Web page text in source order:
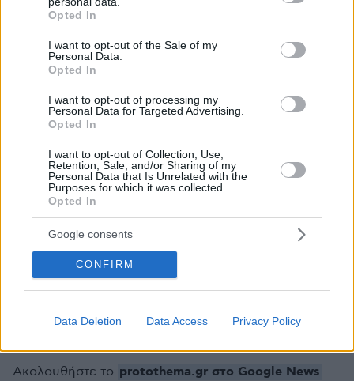
grant or deny consent to Google and its third-party tags to
use your data for below specified purposes in below Google
consent section.
Opted In
I want to opt-out of the Sale of my
Personal Data.
Opted In
I want to opt-out of processing my
Personal Data for Targeted Advertising.
Opted In
I want to opt-out of Collection, Use,
Retention, Sale, and/or Sharing of my
Personal Data that Is Unrelated with the
Purposes for which it was collected.
Opted In
Google consents
CONFIRM
Data Deletion Data Access Privacy Policy
πληροφορίες σύμφωνα με τις οποίες
ένα από
συγκεκριμένη σκηνή που φέρεται να
επιβαρύνει τη θέση του πατέρα
συνδρομή παιδοψυχολόγου ώστε να ληφθεί
κατάθεση με τον κατάλληλο τρόπο.
Η 28χρονη παραμένει νοσηλευόμενη με
σοβαρές κρανιοεγκεφαλικές κακώσεις και
μέχρι στιγμής δεν είναι σε θέση να καταθέσει
στους αστυνομικούς τι συνέβη. Οι γιατροί
παρακολουθούν στενά την πορεία της υγείας
της, ενώ οι αστυνομικές Αρχές θεωρούν ότι η
δική της κατάθεση θα αποτελέσει το βασικό
«κλειδί» για τη διαλεύκανση της υπόθεσης.
Ακολουθήστε το protothema.gr στο Google News